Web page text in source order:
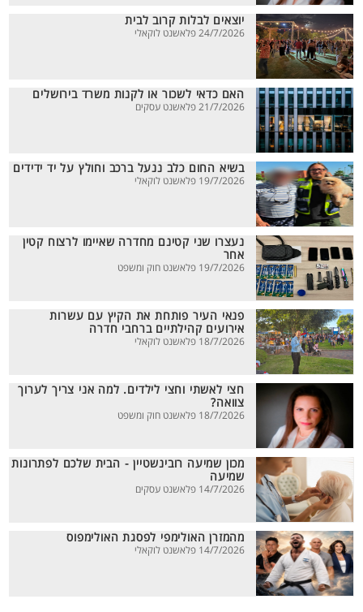
יוצאים לבלות קרוב לבית
24/7/2026 פלאשנט לוקאלי
האם כדאי לשכור או לקנות משרד בירושלים
21/7/2026 פלאשנט עסקים
בשיא החום כלב ננעל ברכב וחולץ על יד ידידים
19/7/2026 פלאשנט לוקאלי
נעצרו שני קטינם מחדרה שאיימו לרצוח קטין
אחר
19/7/2026 פלאשנט חוק ומשפט
פנאי העיר פותחת את הקיץ עם עשרות
אירועים קהילתיים ברחבי חדרה
18/7/2026 פלאשנט לוקאלי
חצי לאשתי וחצי לילדים. למה אני צריך לערוך
צוואה?
18/7/2026 פלאשנט חוק ומשפט
מכון שמיעה רובינשטיין - הבית שלכם לפתרונות
שמיעה
14/7/2026 פלאשנט עסקים
מהמזרן האולימפי לפסגת האולימפוס
14/7/2026 פלאשנט לוקאלי